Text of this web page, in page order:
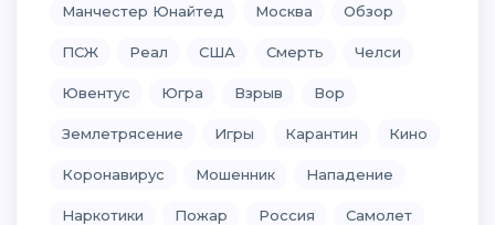
Манчестер Юнайтед Москва Обзор
ПСЖ Реал США Смерть Челси
Ювентус Югра Взрыв Вор
Землетрясение Игры Карантин Кино
Коронавирус Мошенник Нападение
Наркотики Пожар Россия Самолет